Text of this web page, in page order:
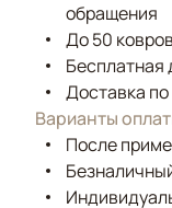
обращения
До 50
Бесплатная
Доставка
Варианты
После